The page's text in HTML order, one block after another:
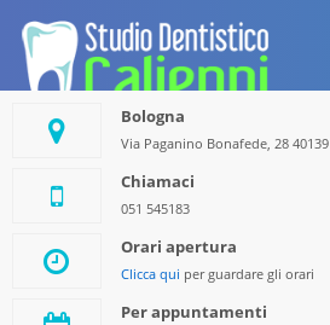
Bologna
Via Paganino Bonafede, 28 40139
Chiamaci
051 545183
Orari apertura
Clicca qui per guardare gli orari
Per appuntamenti